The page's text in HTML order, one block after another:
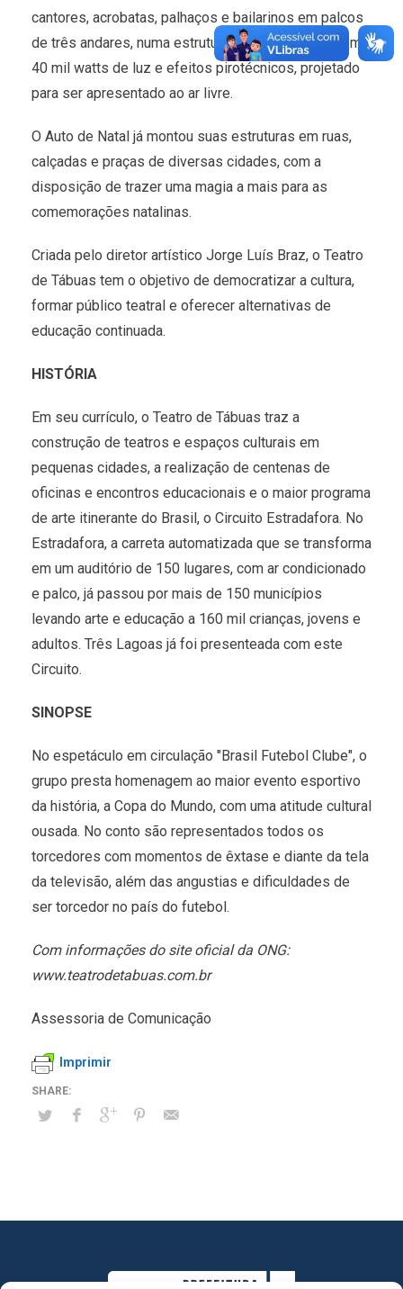
cantores, acrobatas, palhaços e bailarinos em palcos
de três andares, numa estrutura 15 mil watts de som,
40 mil watts de luz e efeitos pirotécnicos, projetado
para ser apresentado ao ar livre.
O Auto de Natal já montou suas estruturas em ruas,
calçadas e praças de diversas cidades, com a
disposição de trazer uma magia a mais para as
comemorações natalinas.
Criada pelo diretor artístico Jorge Luís Braz, o Teatro
de Tábuas tem o objetivo de democratizar a cultura,
formar público teatral e oferecer alternativas de
educação continuada.
HISTÓRIA
Em seu currículo, o Teatro de Tábuas traz a
construção de teatros e espaços culturais em
pequenas cidades, a realização de centenas de
oficinas e encontros educacionais e o maior programa
de arte itinerante do Brasil, o Circuito Estradafora. No
Estradafora, a carreta automatizada que se transforma
em um auditório de 150 lugares, com ar condicionado
e palco, já passou por mais de 150 municípios
levando arte e educação a 160 mil crianças, jovens e
adultos. Três Lagoas já foi presenteada com este
Circuito.
SINOPSE
No espetáculo em circulação "Brasil Futebol Clube", o
grupo presta homenagem ao maior evento esportivo
da história, a Copa do Mundo, com uma atitude cultural
ousada. No conto são representados todos os
torcedores com momentos de êxtase e diante da tela
da televisão, além das angustias e dificuldades de
ser torcedor no país do futebol.
Com informações do site oficial da ONG:
www.teatrodetabuas.com.br
Assessoria de Comunicação
Imprimir